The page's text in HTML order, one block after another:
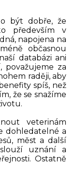
být dobře, že
především v
napojena na
občasnou
databázi ani
považujeme za
raději, aby
spíš, než
že se snažíme
veterinám
dohledatelné a
měst a další
uznání a
Ostatně